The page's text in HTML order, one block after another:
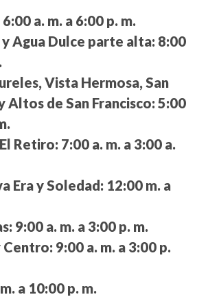
6:00 a. m. a 6:00 p. m.
Agua Dulce parte alta: 8:00
Vista Hermosa, San
Altos de San Francisco: 5:00
Retiro: 7:00 a. m. a 3:00 a.
Era y Soledad: 12:00 m. a
9:00 a. m. a 3:00 p. m.
9:00 a. m. a 3:00 p.
a 10:00 p. m.